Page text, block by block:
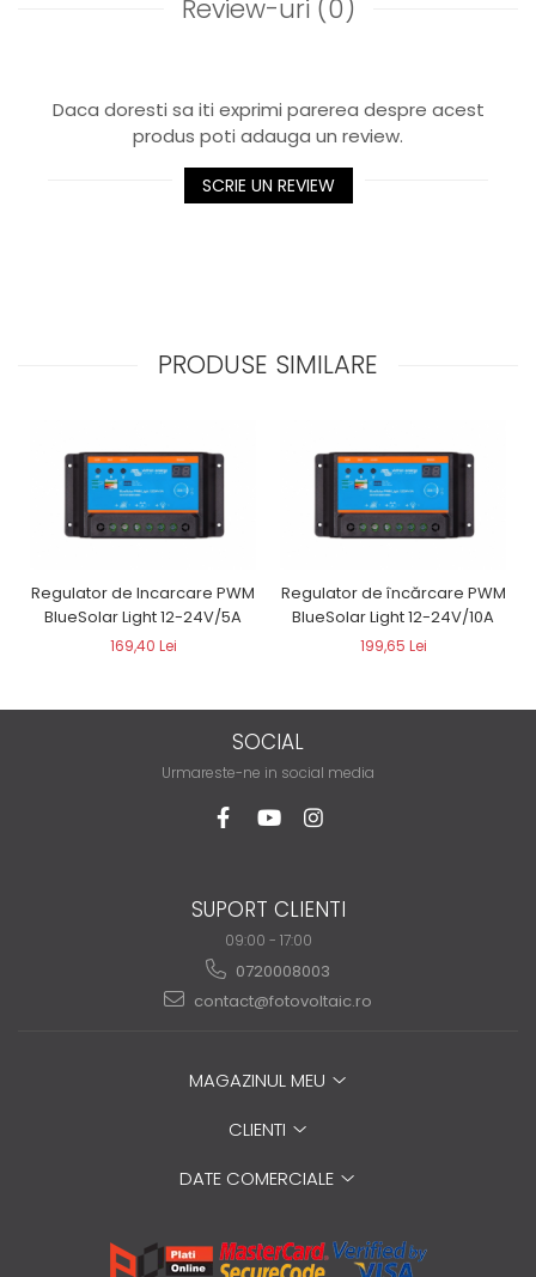
Review-uri (0)
Daca doresti sa iti exprimi parerea despre acest
produs poti adauga un review.
SCRIE UN REVIEW
PRODUSE SIMILARE
Regulator de Incarcare PWM
BlueSolar Light 12-24V/5A
169,40 Lei
Regulator de încărcare PWM
BlueSolar Light 12-24V/10A
199,65 Lei
SOCIAL
Urmareste-ne in social media
SUPORT CLIENTI
09:00 - 17:00
0720008003
contact@fotovoltaic.ro
MAGAZINUL MEU
CLIENTI
DATE COMERCIALE